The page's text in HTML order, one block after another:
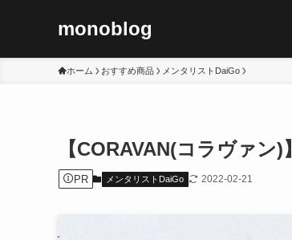
monoblog
ホーム おすすめ商品 メンタリストDaiGo
【CORAVAN(コラヴァ
PR メンタリストDaiGo 2022-02-21